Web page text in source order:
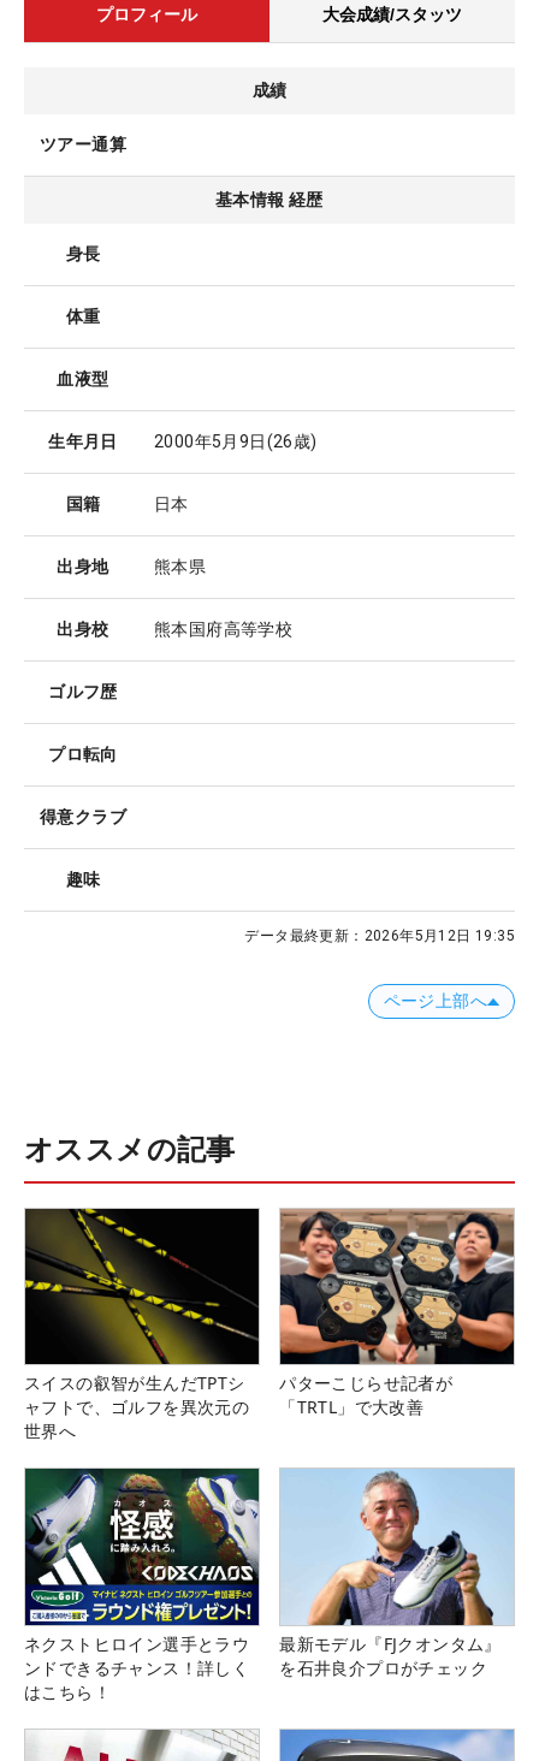
プロフィール 大会成績/スタッツ
成績
ツアー通算
基本情報 経歴
身長
体重
血液型
生年月日 2000年5月9日(26歳)
国籍 日本
出身地 熊本県
出身校 熊本国府高等学校
ゴルフ歴
プロ転向
得意クラブ
趣味
データ最終更新： 2026年5月12日 19:35
ページ上部へ
オススメの記事
スイスの叡智が生んだTPTシ
ャフトで、ゴルフを異次元の
世界へ
パターこじらせ記者が
「TRTL」で大改善
ネクストヒロイン選手とラウ
ンドできるチャンス！詳しく
はこちら！
最新モデル『FJクオンタム』
を石井良介プロがチェック